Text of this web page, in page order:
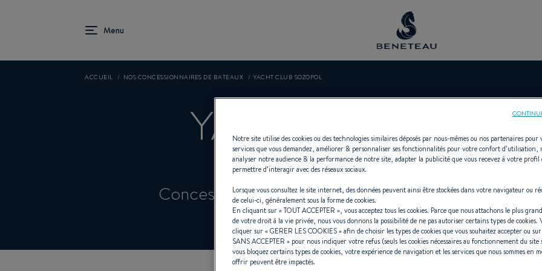
ACCUEIL NOS CONCESSIONNAIRES DE BATEAUX YACHT CLUB SOZOPOL
YACHT CLUB
Concessionnaire Voiliers, In-bord, Hors-bord, First
Notre site utilise des cookies ou des technologies similaires déposés par nous-mêmes ou nos partenaires
services que vous demandez, améliorer & personnaliser ses fonctionnalités pour votre confort d’utilisation,
analyser notre audience & la performance de notre site, adapter la publicité que vous recevez à votre profil
permettre d’interagir avec des réseaux sociaux.
Lorsque vous consultez le site internet, des données peuvent ainsi être stockées dans votre navigateur ou
de celui-ci, généralement sous la forme de cookies.
En cliquant sur «TOUT ACCEPTER », vous acceptez tous les cookies. Parce que nous attachons le plus
de votre droit à la vie privée, nous vous donnons la possibilité de ne pas autoriser certains types de cookies.
cliquer sur «GERER LES COOKIES» afin de choisir les types de cookies que vous souhaitez accepter ou
SANS ACCEPTER » pour nous indiquer votre refus (seuls les cookies nécessaires au fonctionnement du site
vous bloquez certains types de cookies, votre expérience de navigation et les services que nous sommes en
offrir peuvent être impactés.